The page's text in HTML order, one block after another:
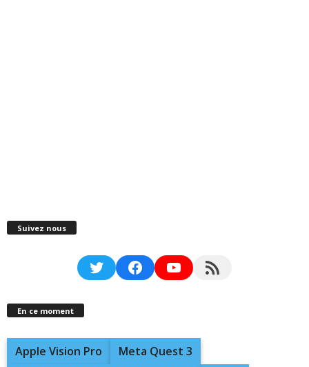
Suivez nous
TwitterFacebookYouTubeRSS Feed
En ce moment
Apple Vision Pro
Meta Quest 3